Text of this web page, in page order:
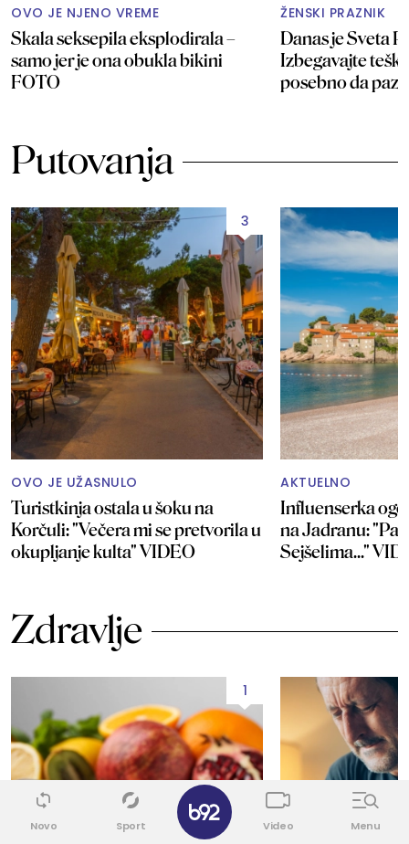
OVO JE NJENO VREME
Skala seksepila eksplodirala –
samo jer je ona obukla bikini
FOTO
ŽENSKI PRAZNIK
Danas je Sveta
Izbegavajte
posebno da
Putovanja
3
OVO JE UŽASNULO
Turistkinja ostala u šoku na
Korčuli: "Večera mi se pretvorila u
okupljanje kulta" VIDEO
AKTUELNO
Influenserka
na Jadranu: "Pa
Sejšelima..."
Zdravlje
1
Novo Sport Video Menu
✕